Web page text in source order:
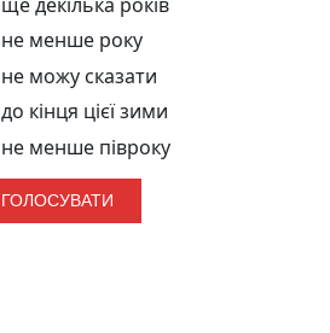
не менше року
не можу сказати
до кінця цієї зими
не менше півроку